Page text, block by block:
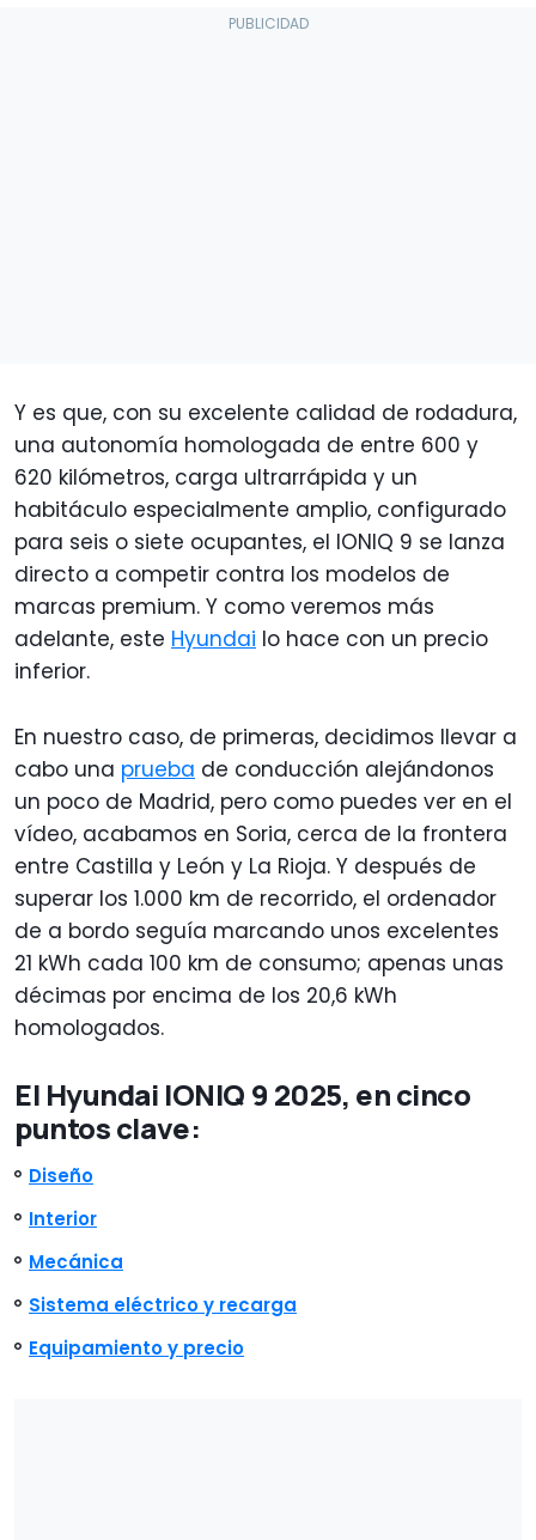
Y es que, con su excelente calidad de rodadura,
una autonomía homologada de entre 600 y
620 kilómetros, carga ultrarrápida y un
habitáculo especialmente amplio, configurado
para seis o siete ocupantes, el IONIQ 9 se lanza
directo a competir contra los modelos de
marcas premium. Y como veremos más
adelante, este Hyundai lo hace con un precio
inferior.
En nuestro caso, de primeras, decidimos llevar a
cabo una prueba de conducción alejándonos
un poco de Madrid, pero como puedes ver en el
vídeo, acabamos en Soria, cerca de la frontera
entre Castilla y León y La Rioja. Y después de
superar los 1.000 km de recorrido, el ordenador
de a bordo seguía marcando unos excelentes
21 kWh cada 100 km de consumo; apenas unas
décimas por encima de los 20,6 kWh
homologados.
El Hyundai IONIQ 9 2025, en cinco
puntos clave:
Diseño
Interior
Mecánica
Sistema eléctrico y recarga
Equipamiento y precio